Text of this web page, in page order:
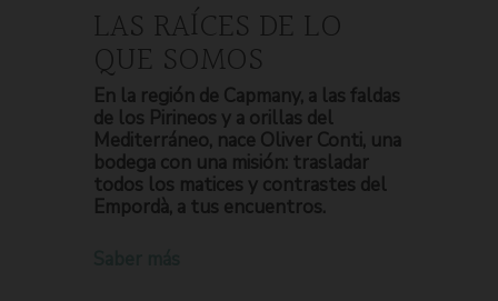
LAS RAÍCES DE LO
QUE SOMOS
En la región de Capmany, a las faldas
de los Pirineos y a orillas del
Mediterráneo, nace Oliver Conti, una
bodega con una misión: trasladar
todos los matices y contrastes del
Empordà, a tus encuentros.